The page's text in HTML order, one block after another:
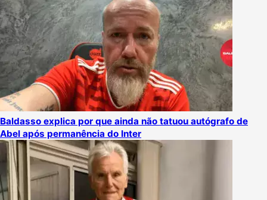
Baldasso explica por que ainda não tatuou autógrafo de
Abel após permanência do Inter